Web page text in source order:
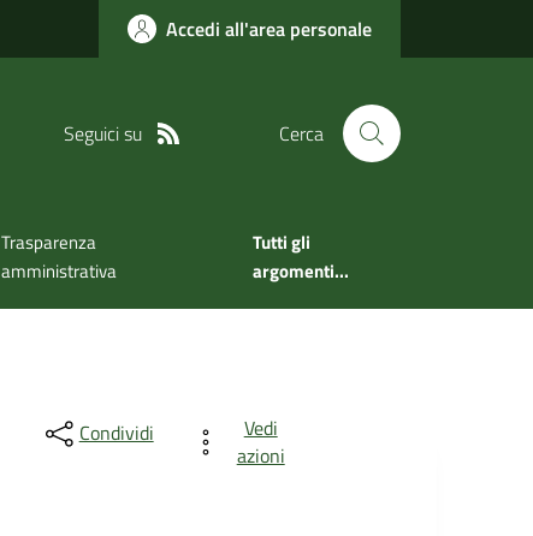
Accedi all'area personale
Seguici su Cerca
Trasparenza
amministrativa
Tutti gli
argomenti...
Condividi
Vedi
azioni